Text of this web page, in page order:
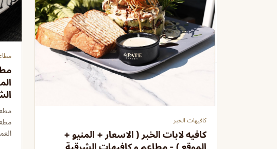
كافيهات الخبر
كافيه لابات الخبر ( الاسعار + المنيو +
الموقع ) - مطاعم و كافيهات الشرقية